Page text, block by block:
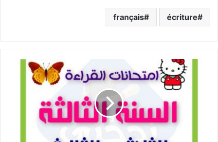
écriture
français